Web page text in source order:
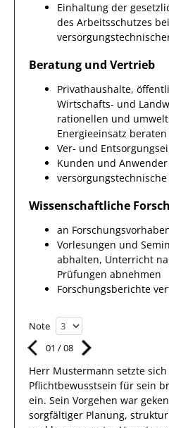
Einhaltung der
des Arbeitsschutzes
Beratung und Vertrieb
Privathaushalte,
Wirtschafts- und
rationellen und
Energieeinsatz beraten
Ver- und
Kunden und
Wissenschaftliche
an
Vorlesungen und
abhalten, Unterricht
Prüfungen abnehmen
Forschungsberichte
Note
01 /08
Herr Mustermann setzte
Pflichtbewusstsein für sein
ein. Sein Vorgehen war
sorgfältiger Planung,